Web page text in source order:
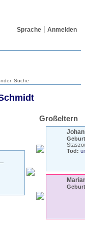
Sprache Anmelden
Suche
Großeltern
Tod: